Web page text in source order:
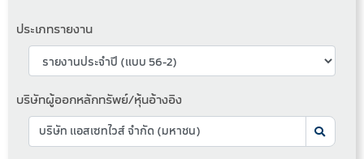
ประเภทรายงาน
บริษัทผู้ออกหลักทรัพย์/หุ้นอ้างอิง